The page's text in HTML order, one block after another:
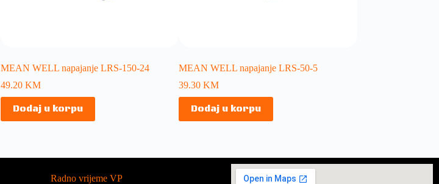
MEAN WELL napajanje LRS-150-24
49.20 KM
Dodaj u korpu
MEAN WELL napajanje LRS-50-5
39.30KM
Dodaj u korpu
Radno vrijeme VP